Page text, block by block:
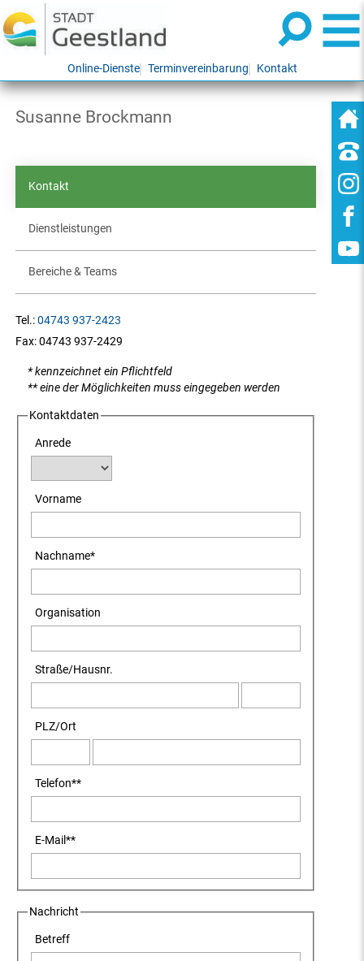
Online-Dienste Terminvereinbarung Kontakt
Susanne Brockmann
Kontakt
Dienstleistungen
Bereiche & Teams
Tel.:04743 937-2423
Fax:04743 937-2429
* kennzeichnet ein Pflichtfeld
** eine der Möglichkeiten muss eingegeben werden
Kontaktdaten
Anrede
Vorname
Nachname*
Organisation
Straße/Hausnr.
PLZ/Ort
Telefon**
E-Mail**
Nachricht
Betreff